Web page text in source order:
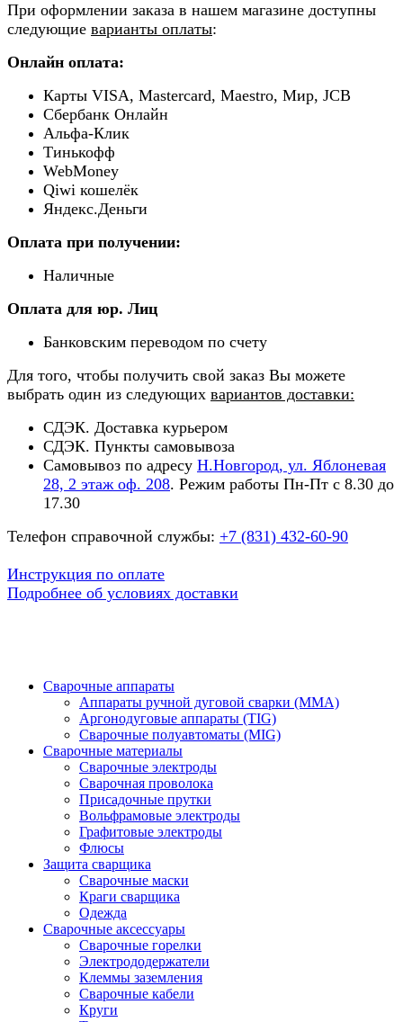
При оформлении заказа в нашем магазине доступны
следующие варианты оплаты:
Онлайн оплата:
Карты VISA, Mastercard, Maestro, Мир, JCB
Сбербанк Онлайн
Альфа-Клик
Тинькофф
WebMoney
Qiwi кошелёк
Яндекс.Деньги
Оплата при получении:
Наличные
Оплата для юр. Лиц
Банковским переводом по счету
Для того, чтобы получить свой заказ Вы можете
выбрать один из следующих вариантов доставки:
СДЭК. Доставка курьером
СДЭК. Пункты самовывоза
Самовывоз по адресу Н.Новгород, ул. Яблоневая
28, 2 этаж оф. 208. Режим работы Пн-Пт с 8.30 до
17.30
Телефон справочной службы: +7 (831) 432-60-90
Инструкция по оплате
Подробнее об условиях доставки
Сварочные аппараты
Аппараты ручной дуговой сварки (MMA)
Аргонодуговые аппараты (TIG)
Сварочные полуавтоматы (MIG)
Сварочные материалы
Сварочные электроды
Сварочная проволока
Присадочные прутки
Вольфрамовые электроды
Графитовые электроды
Флюсы
Защита сварщика
Сварочные маски
Краги сварщика
Одежда
Сварочные аксессуары
Сварочные горелки
Электрододержатели
Клеммы заземления
Сварочные кабели
Круги